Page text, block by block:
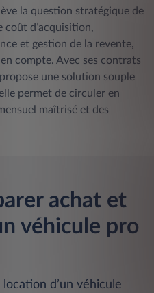
la question stratégique de
coût d’acquisition,
et gestion de la revente,
compte. Avec ses contrats
propose une solution souple
permet de circuler en
maîtrisé et des
achat et
véhicule pro
d’un véhicule